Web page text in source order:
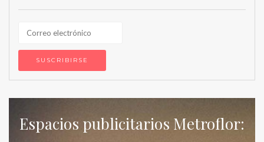
Espacios publicitarios Metroflor: